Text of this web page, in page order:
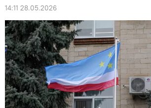
14:11 28.05.2026